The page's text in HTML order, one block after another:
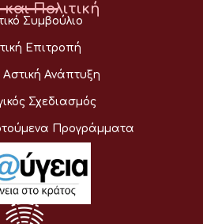
Πολιτική
Συμβούλιο
Επιτροπή
Αστική Ανάπτυξη
Σχεδιασμός
Προγράμματα